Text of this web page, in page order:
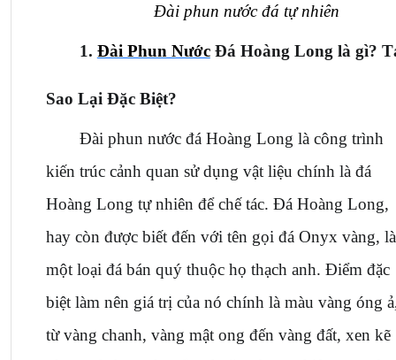
Đài phun nước đá tự nhiên
1. Đài Phun Nước Đá Hoàng Long là gì?
Sao Lại Đặc Biệt?
Đài phun nước đá Hoàng Long là công trình
kiến trúc cảnh quan sử dụng vật liệu chính là đá
Hoàng Long tự nhiên để chế tác. Đá Hoàng Long,
hay còn được biết đến với tên gọi đá Onyx vàng, là
một loại đá bán quý thuộc họ thạch anh. Điểm đặc
biệt làm nên giá trị của nó chính là màu vàng óng
từ vàng chanh, vàng mật ong đến vàng đất, xen kẽ